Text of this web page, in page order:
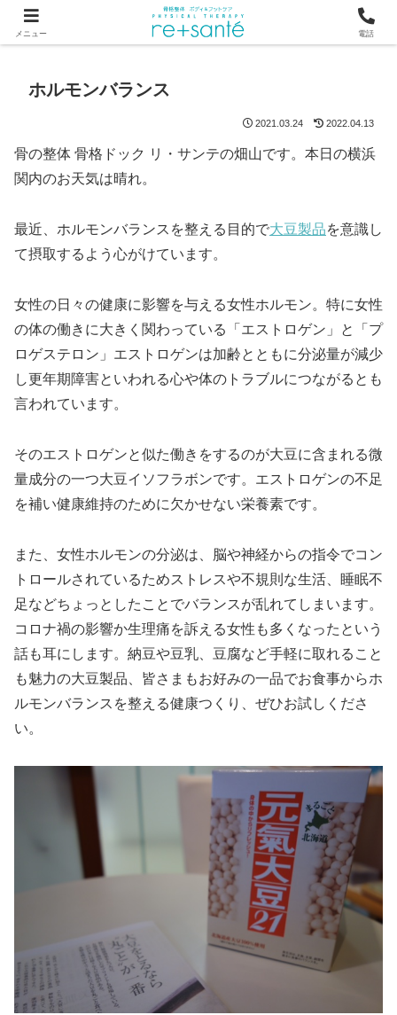
つらい首・肩こり・腰の痛みは、骨から見直す横浜市関内の整体
ホルモンバランス
2021.03.24 2022.04.13
骨の整体 骨格ドック リ・サンテの畑山です。本日の横浜
関内のお天気は晴れ。
最近、ホルモンバランスを整える目的で大豆製品を意識し
て摂取するよう心がけています。
女性の日々の健康に影響を与える女性ホルモン。特に女性
の体の働きに大きく関わっている「エストロゲン」と「プ
ロゲステロン」エストロゲンは加齢とともに分泌量が減少
し更年期障害といわれる心や体のトラブルにつながるとも
言われています。
そのエストロゲンと似た働きをするのが大豆に含まれる微
量成分の一つ大豆イソフラボンです。エストロゲンの不足
を補い健康維持のために欠かせない栄養素です。
また、女性ホルモンの分泌は、脳や神経からの指令でコン
トロールされているためストレスや不規則な生活、睡眠不
足などちょっとしたことでバランスが乱れてしまいます。
コロナ禍の影響か生理痛を訴える女性も多くなったという
話も耳にします。納豆や豆乳、豆腐など手軽に取れること
も魅力の大豆製品、皆さまもお好みの一品でお食事からホ
ルモンバランスを整える健康つくり、ぜひお試しくださ
い。
メニュー 電話